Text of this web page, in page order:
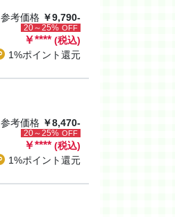
参考価格 ￥9,790-
20～25% OFF
￥**** (税込)
1%ポイント還元
参考価格 ￥8,470-
20～25% OFF
￥**** (税込)
1%ポイント還元